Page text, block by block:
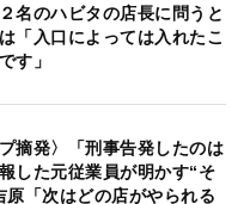
名のハビタの店長に問うと
「入口によっては入れたこ
す」
摘発〉「刑事告発したのは
した元従業員が明かす“そ
原「次はどの店がやられる